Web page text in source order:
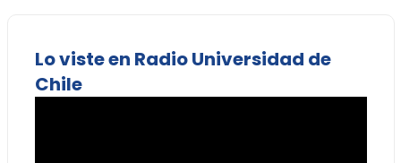
Lo viste en Radio Universidad de
Chile